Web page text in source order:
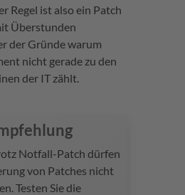
Regel ist also ein Patch
Überstunden
der Gründe warum
nicht gerade zu den
der IT zählt.
Notfall-Patch dürfen
von Patches nicht
Testen Sie die